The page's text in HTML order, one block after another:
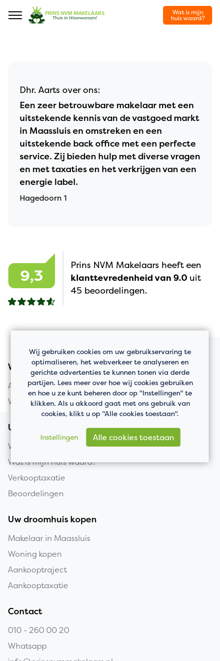
Navigation
Wat is mijn
huis waard?
Dhr. Aarts over ons:
Een zeer betrouwbare makelaar met een
uitstekende kennis van de vastgoed markt
in Maassluis en omstreken en een
uitstekende back office met een perfecte
service. Zij bieden hulp met diverse vragen
en met taxaties en het verkrijgen van een
energie label.
Hagedoorn 1
9,3
Prins NVM Makelaars heeft een
klanttevredenheid van 9.0 uit
45 beoordelingen.
Woningaanbod
Appartement kopen
Woning kopen
Uw huis verkopen
Woning verkopen
Wat is mijn huis waard?
Verkooptaxatie
Beoordelingen
Uw droomhuis kopen
Makelaar in Maassluis
Woning kopen
Aankooptraject
Aankooptaxatie
Contact
010 - 260 00 20
Whatsapp
Wij gebruiken cookies om uw gebruikservaring te
optimaliseren, het webverkeer te analyseren en
gerichte advertenties te kunnen tonen via derde
partijen. Lees meer over hoe wij cookies gebruiken
en hoe u ze kunt beheren door op "Instellingen" te
klikken. Als u akkoord gaat met ons gebruik van
cookies, klikt u op "Alle cookies toestaan".
Instellingen Alle cookies toestaan